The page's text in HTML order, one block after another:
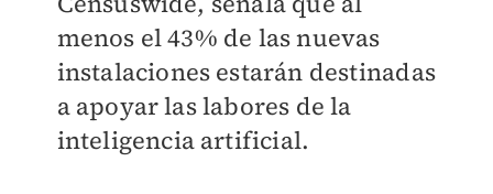
menos el 43% de las nuevas
instalaciones estarán destinadas
a apoyar las labores de la
inteligencia artificial.